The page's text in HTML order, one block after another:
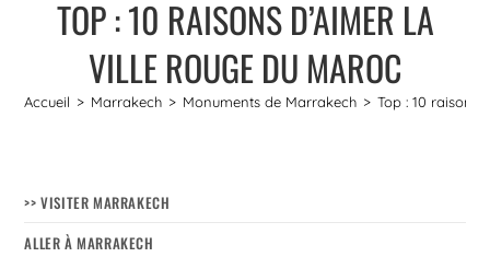
TOP : 10 RAISONS D’AIMER LA
VILLE ROUGE DU MAROC
Accueil > Marrakech > Monuments de Marrakech > Top : 10 raisons
>> VISITER MARRAKECH
ALLER À MARRAKECH